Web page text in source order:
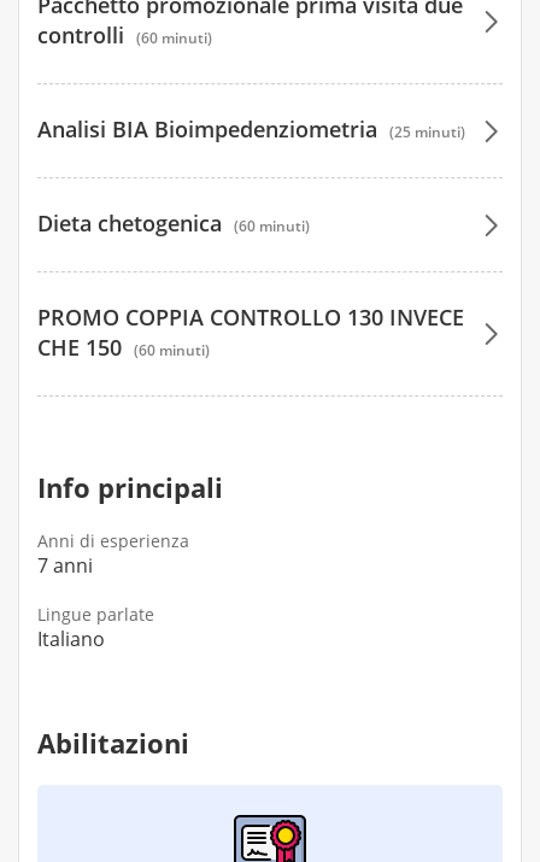
Perché ogni passo avanti, anche il più piccolo,
merita di essere visto e valorizzato 💛
controlli
(60 minuti)
Analisi BIA Bioimpedenziometria (25 minuti)
Dieta chetogenica (60 minuti)
PROMO COPPIA CONTROLLO 130 INVECE
CHE 150 (60 minuti)
Info principali
Anni di esperienza
7 anni
Lingue parlate
Italiano
Abilitazioni